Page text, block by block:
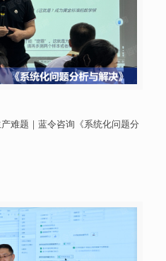
难题｜蓝令咨询《系统化问题分